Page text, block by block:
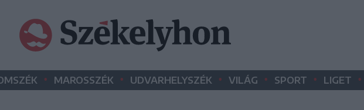
• MAROSSZÉK • UDVARHELYSZÉK • VILÁG • SPORT • LIGET •